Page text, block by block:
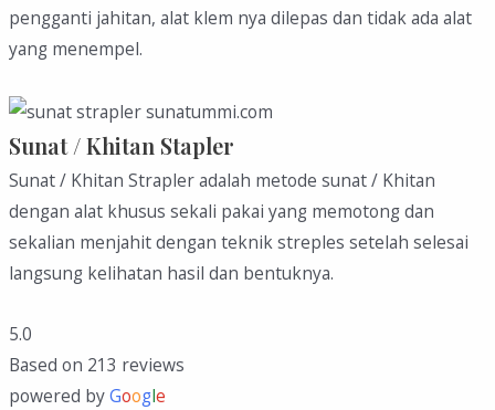
pengganti jahitan, alat klem nya dilepas dan tidak ada alat
yang menempel.
Sunat / Khitan Stapler
Sunat / Khitan Strapler adalah metode sunat / Khitan
dengan alat khusus sekali pakai yang memotong dan
sekalian menjahit dengan teknik streples setelah selesai
langsung kelihatan hasil dan bentuknya.
5.0
Based on 213 reviews
powered byGoogle